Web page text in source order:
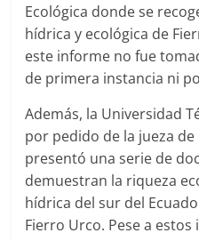
Ecológica donde se
hídrica y ecológica de
este informe no fue
de primera instancia ni
Además, la Universidad
por pedido de la jueza
presentó una serie de
demuestran la riqueza
hídrica del sur del
Fierro Urco. Pese a